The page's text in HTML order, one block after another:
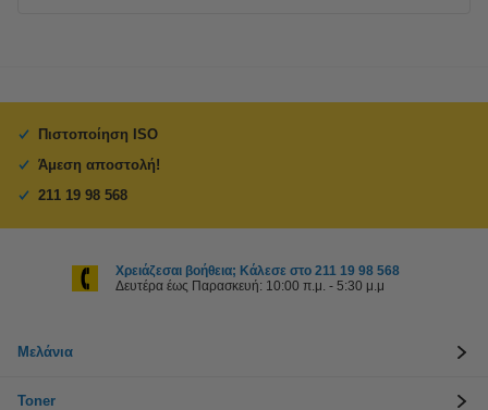
Πιστοποίηση ISO
Άμεση αποστολή!
211 19 98 568
Χρειάζεσαι βοήθεια; Κάλεσε στο 211 19 98 568
Δευτέρα έως Παρασκευή: 10:00 π.μ. - 5:30 μ.μ
Μελάνια
Toner